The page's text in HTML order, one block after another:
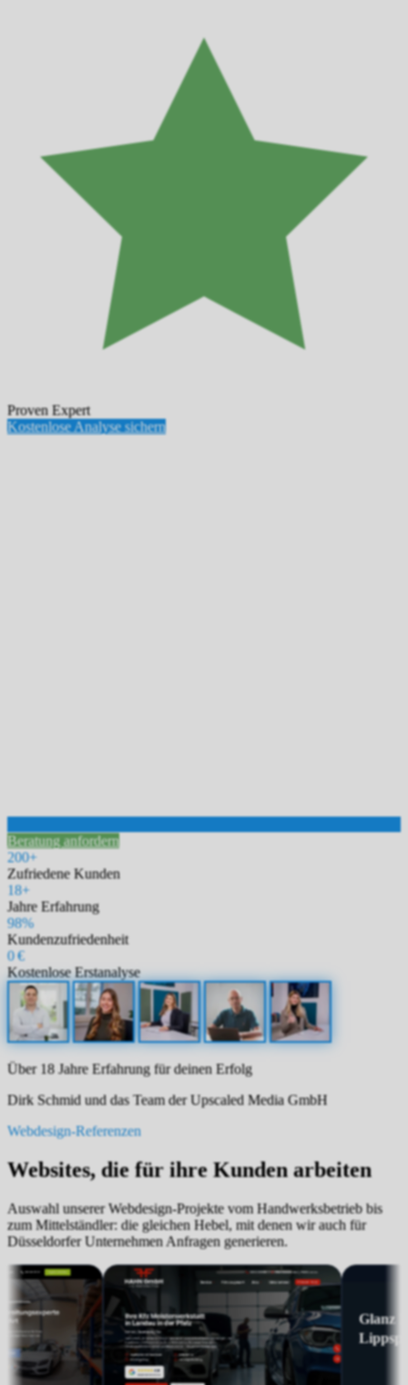
Proven Expert
Kostenlose Analyse sichern
Beratung anfordern
200+
Zufriedene Kunden
18+
Jahre Erfahrung
98%
Kundenzufriedenheit
0 €
Kostenlose Erstanalyse
Über 18 Jahre Erfahrung für deinen Erfolg
Dirk Schmid und das Team der Upscaled Media GmbH
Webdesign-Referenzen
Websites, die für ihre Kunden arbeiten
Auswahl unserer Webdesign-Projekte vom Handwerksbetrieb bis
zum Mittelständler: die gleichen Hebel, mit denen wir auch für
Düsseldorfer Unternehmen Anfragen generieren.
Maler